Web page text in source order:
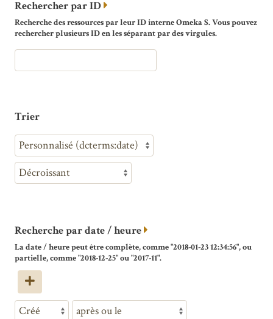
Rechercher par ID
Recherche des ressources par leur ID interne Omeka S. Vous pouvez
rechercher plusieurs ID en les séparant par des virgules.
Trier
Recherche par date / heure
La date / heure peut être complète, comme "2018-01-23 12:34:56", ou
partielle, comme "2018-12-25" ou "2017-11".